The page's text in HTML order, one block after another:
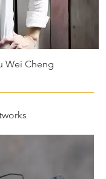
Wei Cheng